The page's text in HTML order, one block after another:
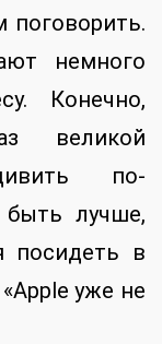
поговорить.
немного
Конечно,
великой
по-
лучше,
посидеть в
уже не